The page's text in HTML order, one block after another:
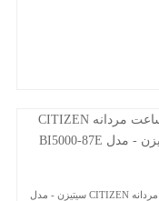
ساعت مردانه CITIZEN سیتیزن - مدل